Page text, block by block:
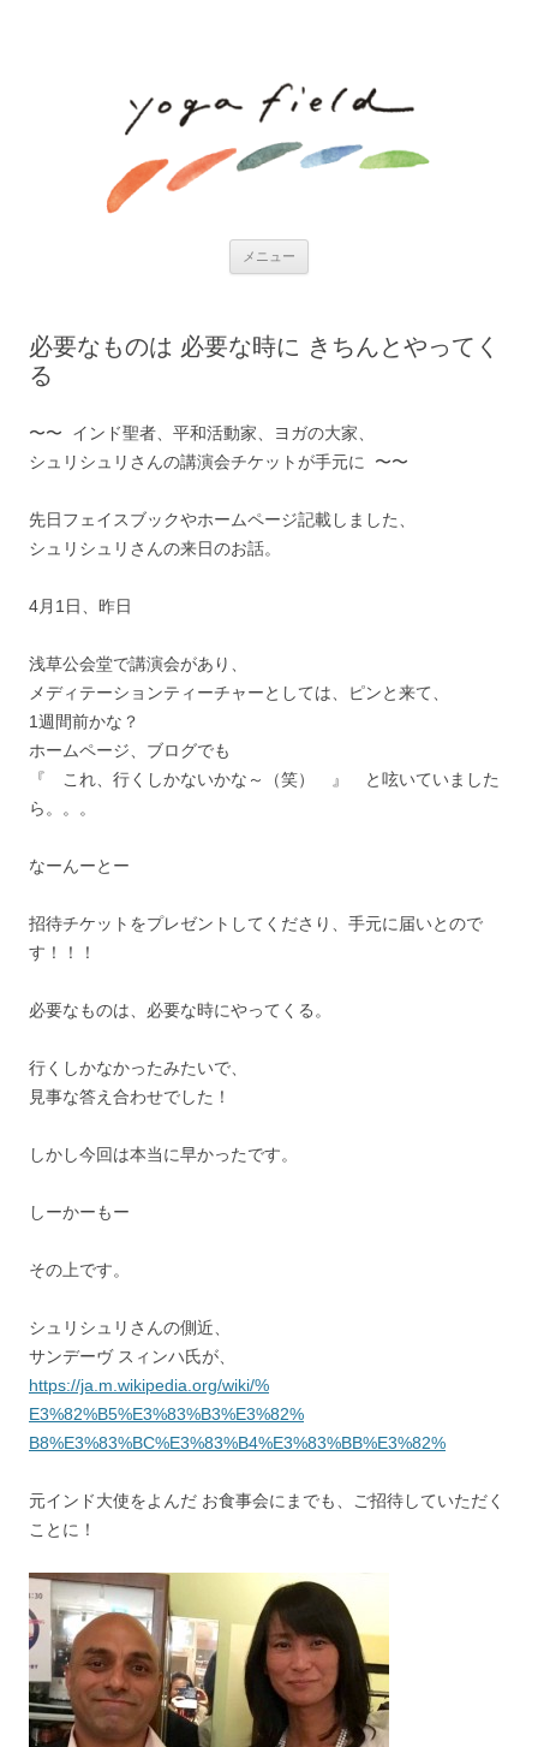
メニュー
必要なものは 必要な時に きちんとやってく
る
〜〜 インド聖者、平和活動家、ヨガの大家、
シュリシュリさんの講演会チケットが手元に 〜〜
先日フェイスブックやホームページ記載しました、
シュリシュリさんの来日のお話。
4月1日、昨日
浅草公会堂で講演会があり、
メディテーションティーチャーとしては、ピンと来て、
1週間前かな？
ホームページ、ブログでも
『 これ、 行くしかないかな～（笑） 』 と呟いていました
ら。。。
なーんーとー
招待チケットをプレゼントしてくださり、手元に届いとので
す！！！
必要なものは、必要な時にやってくる。
行くしかなかったみたいで、
見事な答え合わせでした！
しかし今回は本当に早かったです。
しーかーもー
その上です。
シュリシュリさんの側近、
サンデーヴ スィンハ氏が、
https://ja.m.wikipedia.org/wiki/%
E3%82%B5%E3%83%B3%E3%82%
B8%E3%83%BC%E3%83%B4%E3%83%BB%E3%82%
元インド大使をよんだ お食事会にまでも、ご招待していただく
ことに！